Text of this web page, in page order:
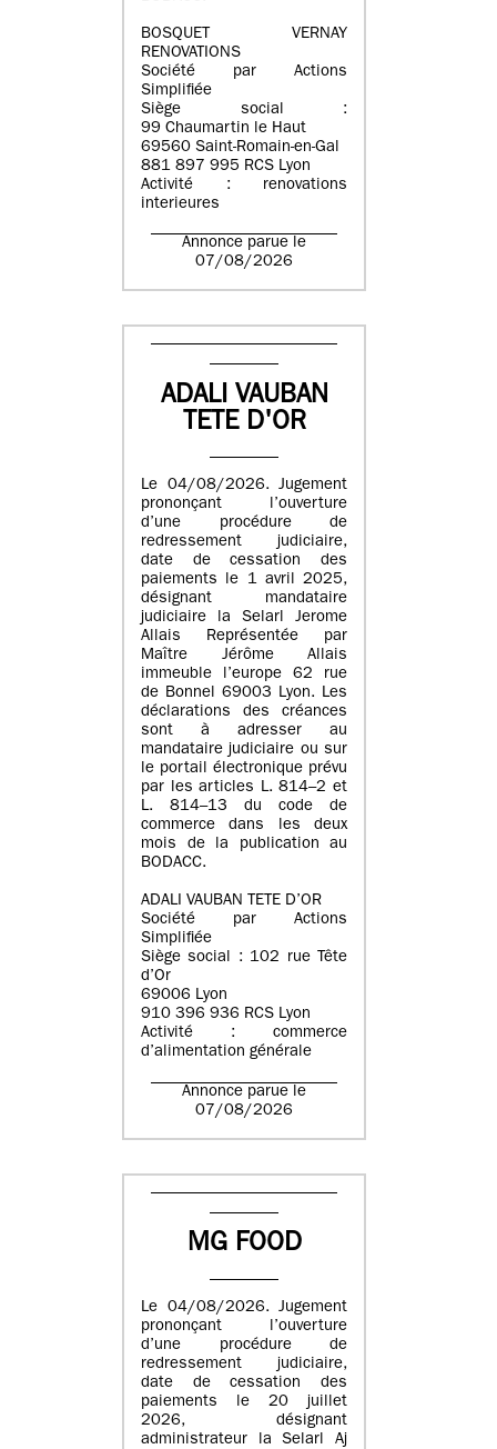
BOSQUET VERNAY
RENOVATIONS
Société par Actions
Simplifiée
Siège social :
99 Chaumartin le Haut
69560 Saint-Romain-en-Gal
881 897 995 RCS Lyon
Activité : renovations
interieures
Annonce parue le
07/08/2026
ADALI VAUBAN
TETE D'OR
Le 04/08/2026. Jugement
prononçant l’ouverture
d’une procédure de
redressement judiciaire,
date de cessation des
paiements le 1 avril 2025,
désignant mandataire
judiciaire la Selarl Jerome
Allais Représentée par
Maître Jérôme Allais
immeuble l’europe 62 rue
de Bonnel 69003 Lyon. Les
déclarations des créances
sont à adresser au
mandataire judiciaire ou sur
le portail électronique prévu
par les articles L. 814–2 et
L. 814–13 du code de
commerce dans les deux
mois de la publication au
BODACC.
ADALI VAUBAN TETE D’OR
Société par Actions
Simplifiée
Siège social : 102 rue Tête
d’Or
69006 Lyon
910 396 936 RCS Lyon
Activité : commerce
d’alimentation générale
Annonce parue le
07/08/2026
MG FOOD
Le 04/08/2026. Jugement
prononçant l’ouverture
d’une procédure de
redressement judiciaire,
date de cessation des
paiements le 20 juillet
2026, désignant
administrateur la Selarl Aj